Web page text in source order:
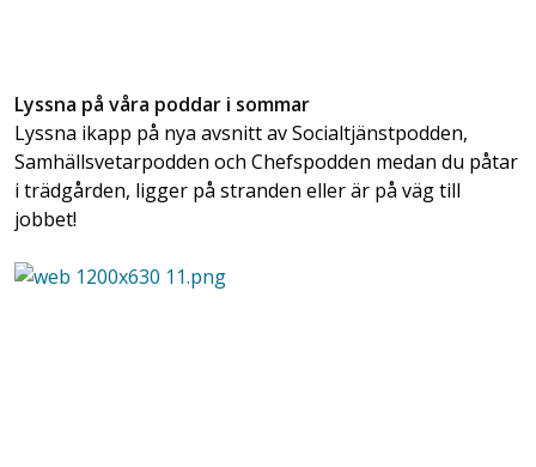
Lyssna på våra poddar i sommar
Lyssna ikapp på nya avsnitt av Socialtjänstpodden,
Samhällsvetarpodden och Chefspodden medan du påtar
i trädgården, ligger på stranden eller är på väg till
jobbet!